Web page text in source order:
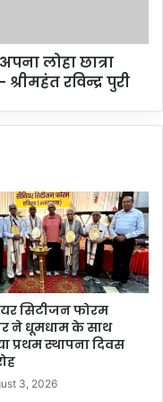
लोहा छात्रा
रविन्द्र पुरी
सिटीजन फोरम
ने धूमधाम के साथ
प्रथम स्थापना दिवस
3, 2026